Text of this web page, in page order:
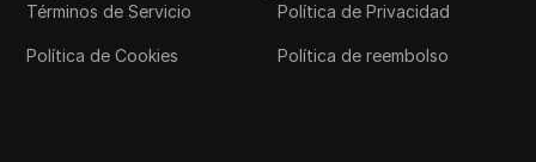
Términos de Servicio
Política de Privacidad
Política de Cookies Política de reembolso